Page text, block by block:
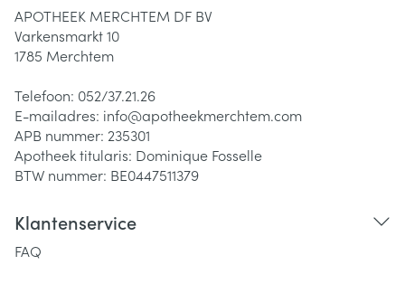
APOTHEEK MERCHTEM DF BV
Varkensmarkt 10
1785 Merchtem
Telefoon: 052/37.21.26
E-mailadres: info@apotheekmerchtem.com
APB nummer: 235301
Apotheek titularis: Dominique Fosselle
BTW nummer: BE0447511379
Klantenservice
FAQ